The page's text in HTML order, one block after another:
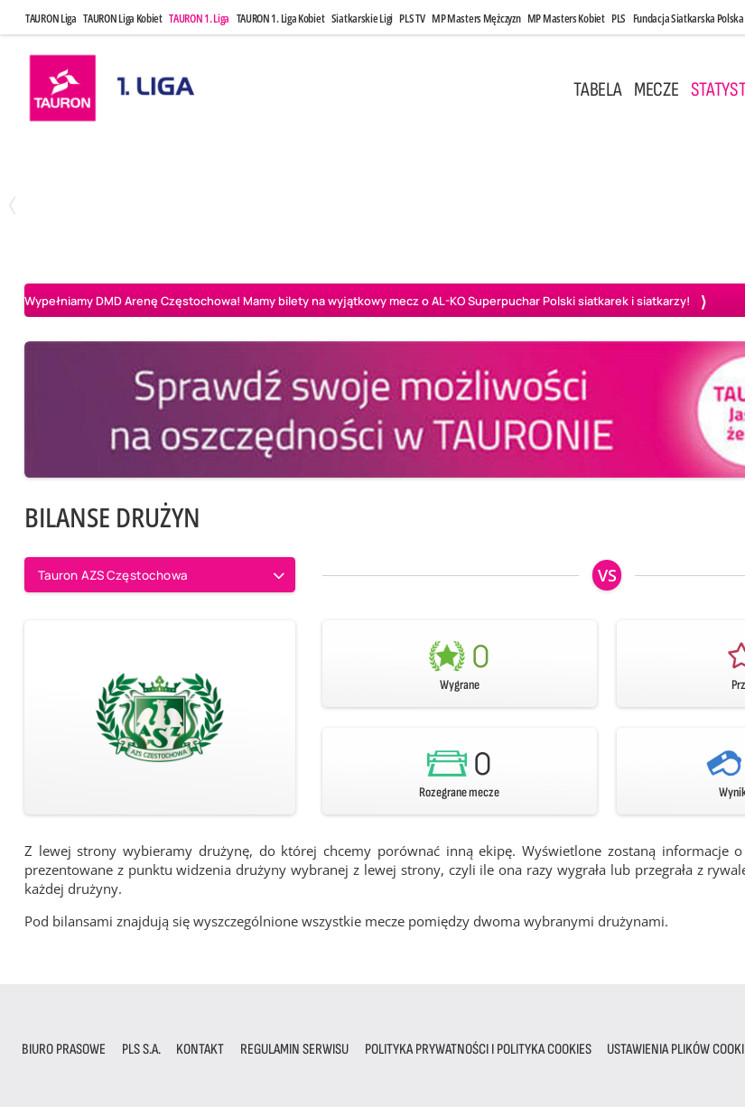
TAURON Liga TAURON Liga Kobiet TAURON 1. Liga TAURON 1. Liga Kobiet Siatkarskie Ligi PLS TV MP Masters Mężczyzn MP Masters Kobiet PLS Fundacja Siatkarska Polska
TABELA MECZE
Wypełniamy DMD Arenę Częstochowa! Mamy bilety na wyjątkowy mecz o AL-KO Superpuchar Polski siatkarek i siatkarzy!
BILANSE DRUŻYN
Tauron AZS Częstochowa VS
0
Wygrane
0
Rozegrane mecze
Z lewej strony wybieramy drużynę, do której chcemy porównać inną ekipę. Wyświetlone zostaną informacje
prezentowane z punktu widzenia drużyny wybranej z lewej strony, czyli ile ona razy wygrała lub przegrała z
każdej drużyny.
Pod bilansami znajdują się wyszczególnione wszystkie mecze pomiędzy dwoma wybranymi drużynami.
BIURO PRASOWE PLS S.A. KONTAKT REGULAMIN SERWISU POLITYKA PRYWATNOŚCI I POLITYKA COOKIES USTAWIENIA PLIKÓW